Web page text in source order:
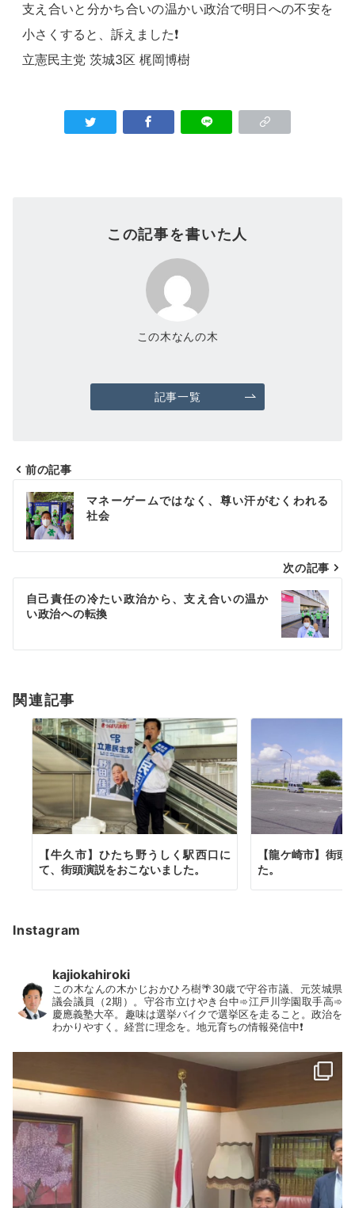
支え合いと分かち合いの温かい政治で明日への不安を
小さくすると、訴えました❗
立憲民主党 茨城3区 梶岡博樹
この記事を書いた人
この木なんの木
記事一覧
投
稿
ナ
ビ
ゲ
シ
ン
前の記事
マネーゲームではなく、尊い汗がむくわれる
社会
次の記事
自己責任の冷たい政治から、支え合いの温か
い政治への転換
関連記事
【牛久市】ひたち野うしく駅西口に
て、街頭演説をおこないました。
【龍ケ崎市】街
た。
Instagram
kajiokahiroki
この木なんの木かじおかひろ樹🌴30歳で守谷市議、元茨城県
議会議員（2期）。守谷市立けやき台中➾江戸川学園取手高➾
慶應義塾大卒。趣味は選挙バイクで選挙区を走ること。政治を
わかりやすく。経営に理念を。地元育ちの情報発信中❗